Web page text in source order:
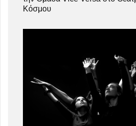
Κόσμου